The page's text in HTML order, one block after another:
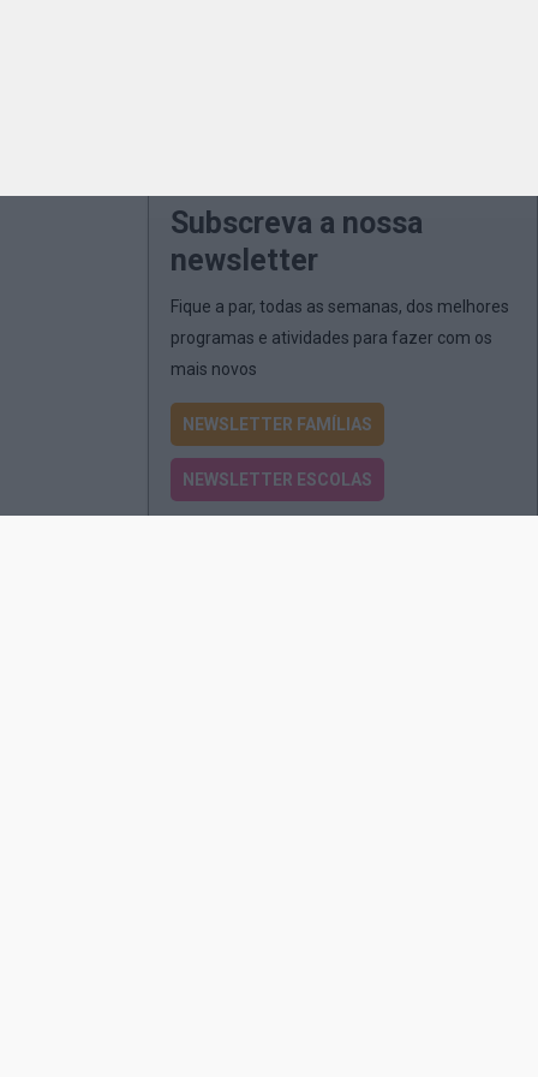
Subscreva a nossa
newsletter
Fique a par, todas as semanas, dos melhores
programas e atividades para fazer com os
mais novos
NEWSLETTER FAMÍLIAS
NEWSLETTER ESCOLAS